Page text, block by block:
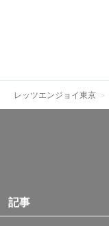
レッツエンジョイ東京
記事